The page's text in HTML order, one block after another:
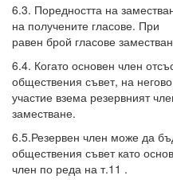
6.3. Поредността на
на получените гласове. При
равен брой гласове
6.4. Когато основен член
обществения съвет, на
участие взема резервният
заместване.
6.5.Резервен член може да
обществения съвет като
член по реда на т.11 .